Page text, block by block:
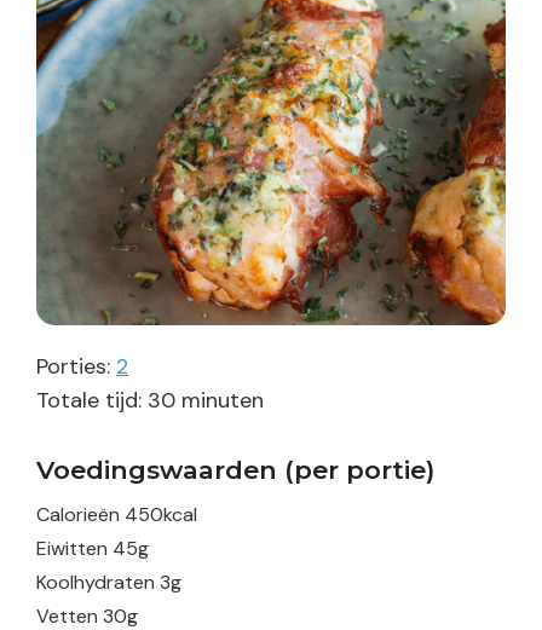
Porties: 2
Totale tijd: 30minuten
minuten
Voedingswaarden (per portie)
Calorieën 450kcal
Eiwitten 45g
Koolhydraten 3g
Vetten 30g